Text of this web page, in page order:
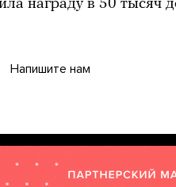
награду в 50 тысяч
Напишите нам